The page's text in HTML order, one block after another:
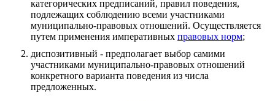
категорических предписаний, правил поведения,
подлежащих соблюдению всеми участниками
муниципально-правовых отношений. Осуществляется
путем применения императивных правовых норм;
диспозитивный - предполагает выбор самими
участниками муниципально-правовых отношений
конкретного варианта поведения из числа
предложенных.